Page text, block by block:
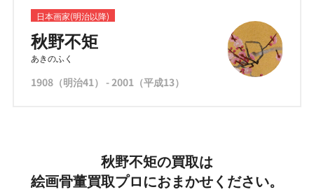
日本画家(明治以降)
秋野不矩
あきのふく
1908（明治41） - 2001（平成13）
秋野不矩の買取は
絵画骨董買取プロにおまかせください。